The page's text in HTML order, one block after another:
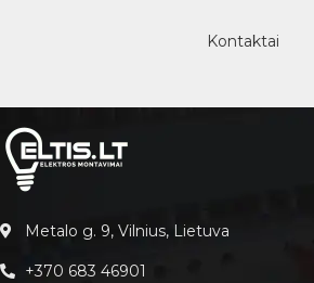
Kontaktai
Metalo g. 9, Vilnius, Lietuva
+370 683 46901